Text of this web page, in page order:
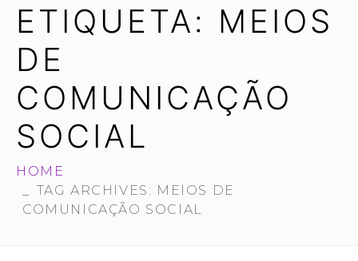
ETIQUETA: MEIOS
DE
COMUNICAÇÃO
SOCIAL
HOME
TAG ARCHIVES: MEIOS DE
COMUNICAÇÃO SOCIAL